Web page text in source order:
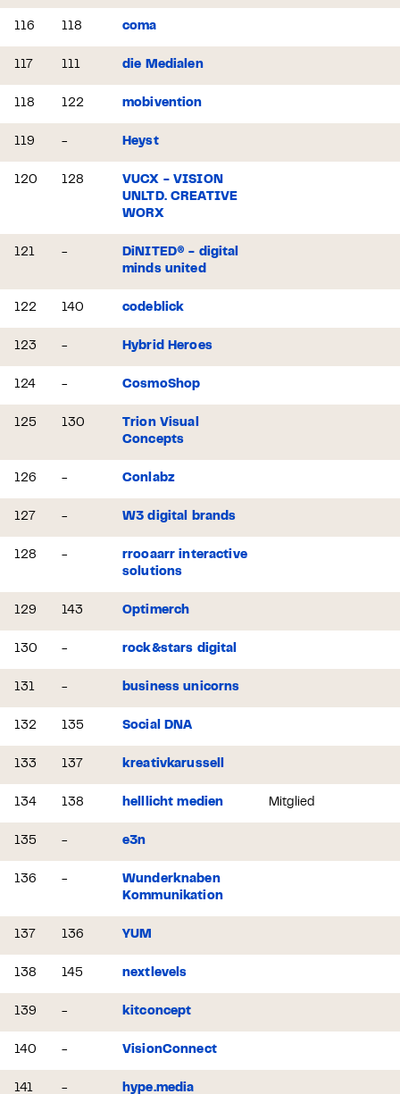
116 118 coma
117 111 die Medialen
118 122 mobivention
119 - Heyst
120 128
VUCX - VISION
UNLTD. CREATIVE
WORX
121 -
DiNITED® - digital
minds united
122 140 codeblick
123 - Hybrid Heroes
124 - CosmoShop
125 130
Trion Visual
Concepts
126 - Conlabz
127 - W3 digital brands
128 -
rrooaarr interactive
solutions
129 143 Optimerch
130 - rock&stars digital
131 - business unicorns
132 135 Social DNA
133 137 kreativkarussell
134 138 helllicht medien Mitglied
135 - e3n
136 -
Wunderknaben
Kommunikation
137 136 YUM
138 145 nextlevels
139 - kitconcept
140 - VisionConnect
141 - hype.media